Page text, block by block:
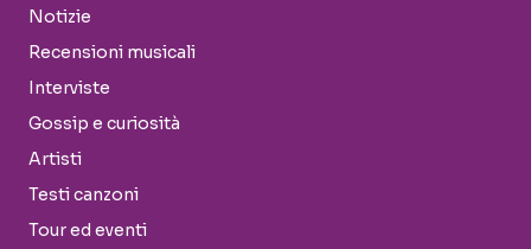
Notizie
Recensioni musicali
Interviste
Gossip e curiosità
Artisti
Testi canzoni
Tour ed eventi